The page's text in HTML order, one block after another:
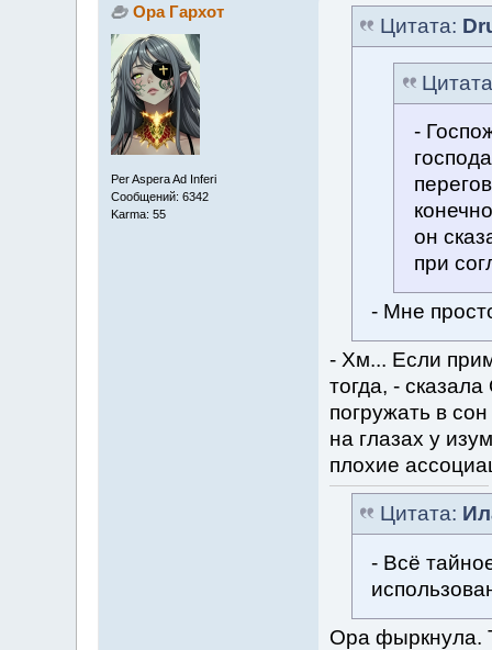
Ора Гархот
Per Aspera Ad Inferi
Сообщений: 6342
Karma: 55
Цитата:
-
он
при
- Мне
- Хм... Если
тогда, -
погружать в
на глазах у
плохие
Цитата:
- Всё
Ора фыркнула.